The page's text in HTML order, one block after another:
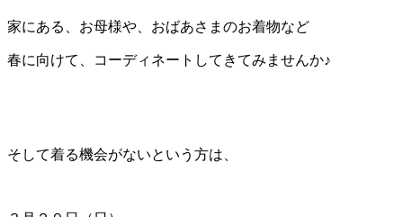
家にある、お母様や、おばあさまのお着物など
春に向けて、コーディネートしてきてみませんか♪
そして着る機会がないという方は、